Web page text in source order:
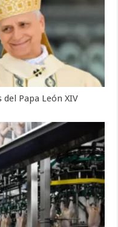
Papa León XIV